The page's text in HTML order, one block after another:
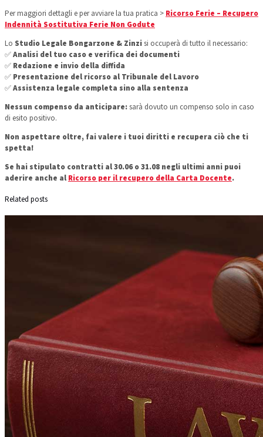
Per maggiori dettagli e per avviare la tua pratica > Ricorso Ferie – Recupero
Indennità Sostitutiva Ferie Non Godute
Lo Studio Legale Bongarzone & Zinzisi occuperà di tutto il necessario:
✅Analisi del tuo caso e verifica dei documenti
✅ Redazione e invio della diffida
✅ Presentazione del ricorso al Tribunale del Lavoro
✅Assistenza legale completa sino alla sentenza
Nessun compenso da anticipare:sarà dovuto un compenso solo in caso
di esito positivo.
Non aspettare oltre, fai valere i tuoi diritti e recupera ciò che ti
spetta!
Se hai stipulato contratti al 30.06 o 31.08 negli ultimi anni puoi
aderire anche al Ricorso per il recupero della Carta Docente.
Related posts